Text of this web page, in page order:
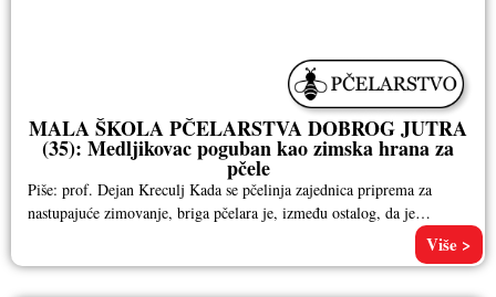
MALA ŠKOLA PČELARSTVA DOBROG JUTRA
(35): Medljikovac poguban kao zimska hrana za
pčele
Piše: prof. Dejan Kreculj Kada se pčelinja zajednica priprema za
nastupajuće zimovanje, briga pčelara je, između ostalog, da je
Više >